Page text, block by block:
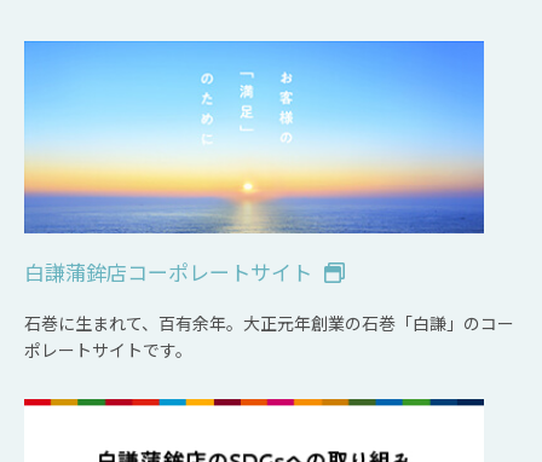
白謙蒲鉾店コーポレートサイト
石巻に生まれて、百有余年。大正元年創業の石巻「白謙」のコー
ポレートサイトです。